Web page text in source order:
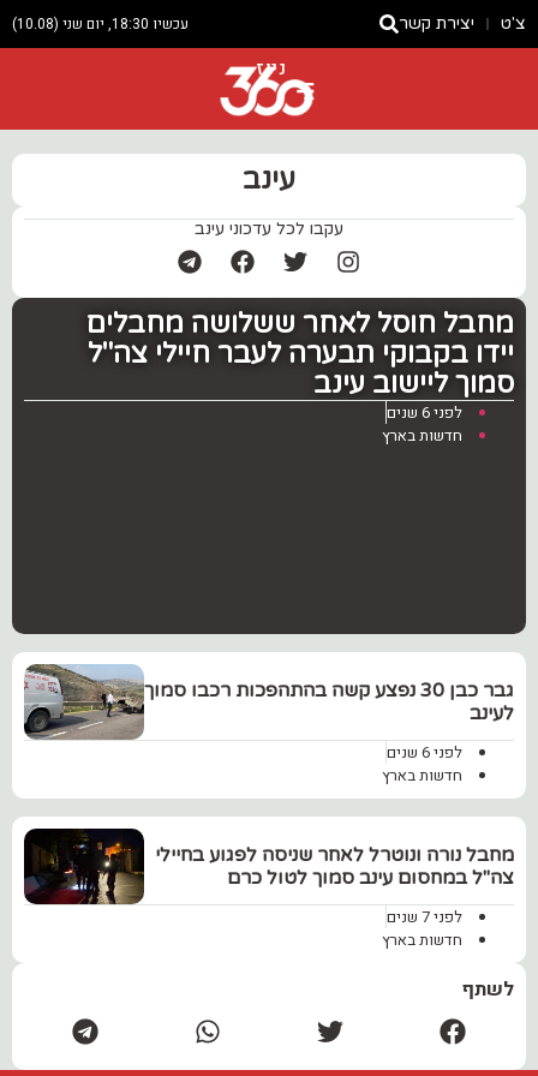
צ'ט יצירת קשר עכשיו 18:30, יום שני (10.08)
ניוז
עינב
עקבו לכל עדכוני עינב
מחבל חוסל לאחר ‏ששלושה מחבלים
יידו בקבוקי תבערה לעבר חיילי צה"ל
סמוך ליישוב עינב
לפני 6 שנים
חדשות בארץ
גבר כבן 30 נפצע קשה בהתהפכות רכבו סמוך
לעינב
לפני 6 שנים
חדשות בארץ
מחבל נורה ונוטרל לאחר שניסה לפגוע בחיילי
צה"ל במחסום עינב סמוך לטול כרם
לפני 7 שנים
חדשות בארץ
לשתף